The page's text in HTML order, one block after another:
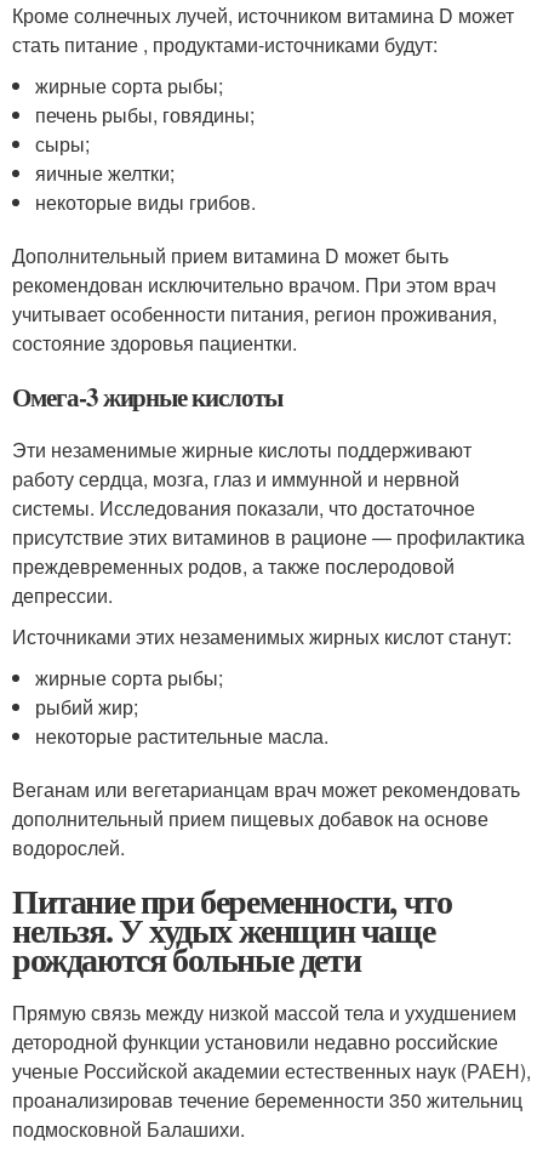
Кроме солнечных лучей, источником витамина D может
стать питание , продуктами-источниками будут:
жирные сорта рыбы;
печень рыбы, говядины;
сыры;
яичные желтки;
некоторые виды грибов.
Дополнительный прием витамина D может быть
рекомендован исключительно врачом. При этом врач
учитывает особенности питания, регион проживания,
состояние здоровья пациентки.
Омега-3 жирные кислоты
Эти незаменимые жирные кислоты поддерживают
работу сердца, мозга, глаз и иммунной и нервной
системы. Исследования показали, что достаточное
присутствие этих витаминов в рационе — профилактика
преждевременных родов, а также послеродовой
депрессии.
Источниками этих незаменимых жирных кислот станут:
жирные сорта рыбы;
рыбий жир;
некоторые растительные масла.
Веганам или вегетарианцам врач может рекомендовать
дополнительный прием пищевых добавок на основе
водорослей.
Питание при беременности, что
нельзя. У худых женщин чаще
рождаются больные дети
Прямую связь между низкой массой тела и ухудшением
детородной функции установили недавно российские
ученые Российской академии естественных наук (РАЕН),
проанализировав течение беременности 350 жительниц
подмосковной Балашихи.